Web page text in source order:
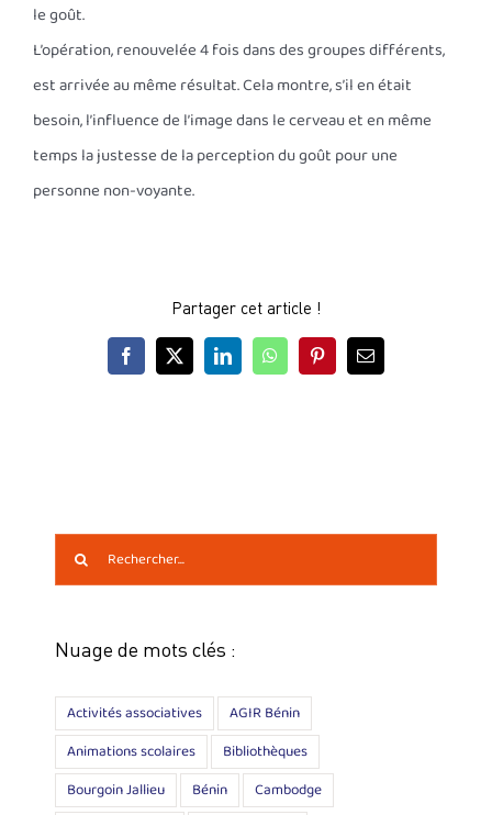
le goût.
L’opération, renouvelée 4 fois dans des groupes différents,
est arrivée au même résultat. Cela montre, s’il en était
besoin, l’influence de l’image dans le cerveau et en même
temps la justesse de la perception du goût pour une
personne non-voyante.
Partager cet article !
Facebook
X LinkedInWhatsAppPinterestEmail
Rechercher:
Nuage de mots clés :
Activités associatives
AGIR Bénin
Animations scolaires
Bibliothèques
Bourgoin Jallieu
Bénin
Cambodge